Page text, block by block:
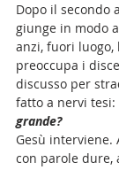
Dopo il secondo
giunge in modo
anzi, fuori luogo,
preoccupa i
discusso per
fatto a nervi tesi:
grande?
Gesù
con parole dure,